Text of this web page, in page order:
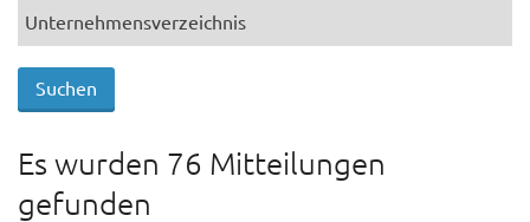
Es wurden 76 Mitteilungen
gefunden